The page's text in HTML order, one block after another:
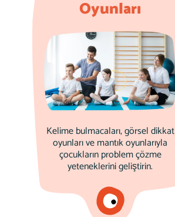
Oyunları
Kelime bulmacaları, görsel dikkat
oyunları ve mantık oyunlarıyla
çocukların problem çözme
yeteneklerini geliştirin.